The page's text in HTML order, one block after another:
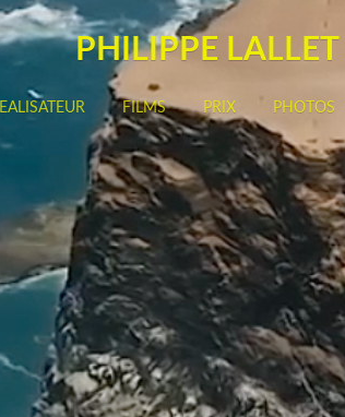
PHILIPPE LALLET
FILMS PRIX PHOTOS